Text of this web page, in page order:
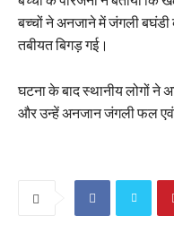
बच्चों ने अनजाने में जंगली बघंडी
तबीयत बिगड़ गई।
घटना के बाद स्थानीय लोगों ने
और उन्हें अनजान जंगली फल एवं